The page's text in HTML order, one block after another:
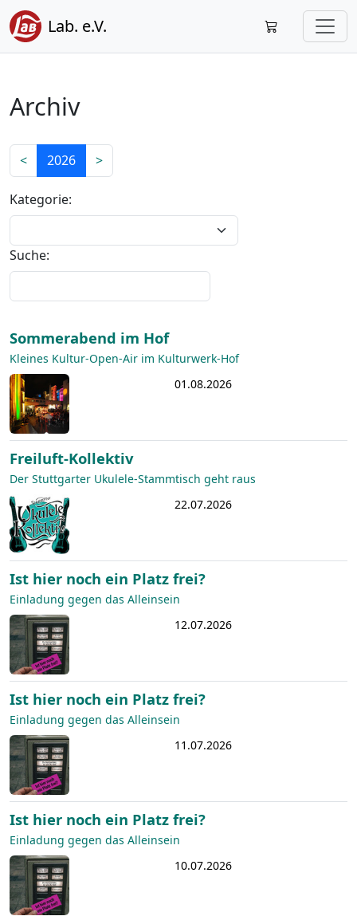
Lab. e.V.
Archiv
< 2026 >
Kategorie:
Suche:
Sommerabend im Hof
Kleines Kultur-Open-Air im Kulturwerk-Hof
01.08.2026
Freiluft-Kollektiv
Der Stuttgarter Ukulele-Stammtisch geht raus
22.07.2026
Ist hier noch ein Platz frei?
Einladung gegen das Alleinsein
12.07.2026
Ist hier noch ein Platz frei?
Einladung gegen das Alleinsein
11.07.2026
Ist hier noch ein Platz frei?
Einladung gegen das Alleinsein
10.07.2026